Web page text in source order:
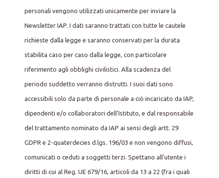
personali vengono utilizzati unicamente per inviare la
Newsletter IAP. I dati saranno trattati con tutte le cautele
richieste dalla legge e saranno conservati per la durata
stabilita caso per caso dalla legge, con particolare
riferimento agli obblighi civilistici. Alla scadenza del
periodo suddetto verranno distrutti. I suoi dati sono
accessibili solo da parte di personale a ciò incaricato da IAP,
dipendenti e/o collaboratori dell’Istituto, e dal responsabile
del trattamento nominato da IAP ai sensi degli artt. 29
GDPR e 2-quaterdecies d.lgs. 196/03 e non vengono diffusi,
comunicati o ceduti a soggetti terzi. Spettano all’utente i
diritti di cui al Reg. UE 679/16, articoli da 13 a 22 (fra i quali